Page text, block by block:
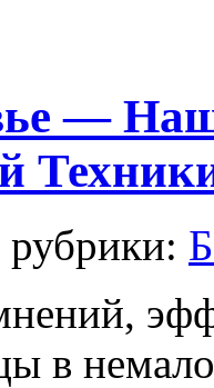
—
в